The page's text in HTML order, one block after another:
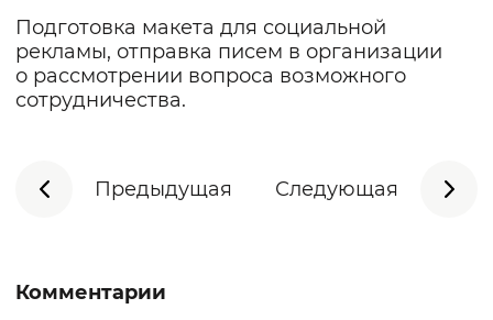
Подготовка макета для социальной
рекламы, отправка писем в организации
о рассмотрении вопроса возможного
сотрудничества.
Предыдущая Следующая
Комментарии